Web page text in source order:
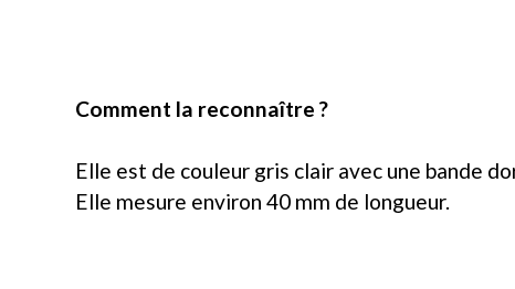
Comment la reconnaître ?
Elle est de couleur gris clair avec une bande
Elle mesure environ 40 mm de longueur.